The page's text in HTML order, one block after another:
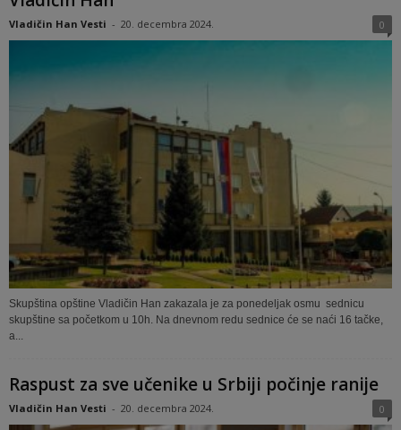
Vladičin Han Vesti - 20. decembra 2024. 0
Skupština opštine Vladičin Han zakazala je za ponedeljak osmu sednicu
skupštine sa početkom u 10h. Na dnevnom redu sednice će se naći 16 tačke,
a...
Raspust za sve učenike u Srbiji počinje ranije
Vladičin Han Vesti - 20. decembra 2024. 0